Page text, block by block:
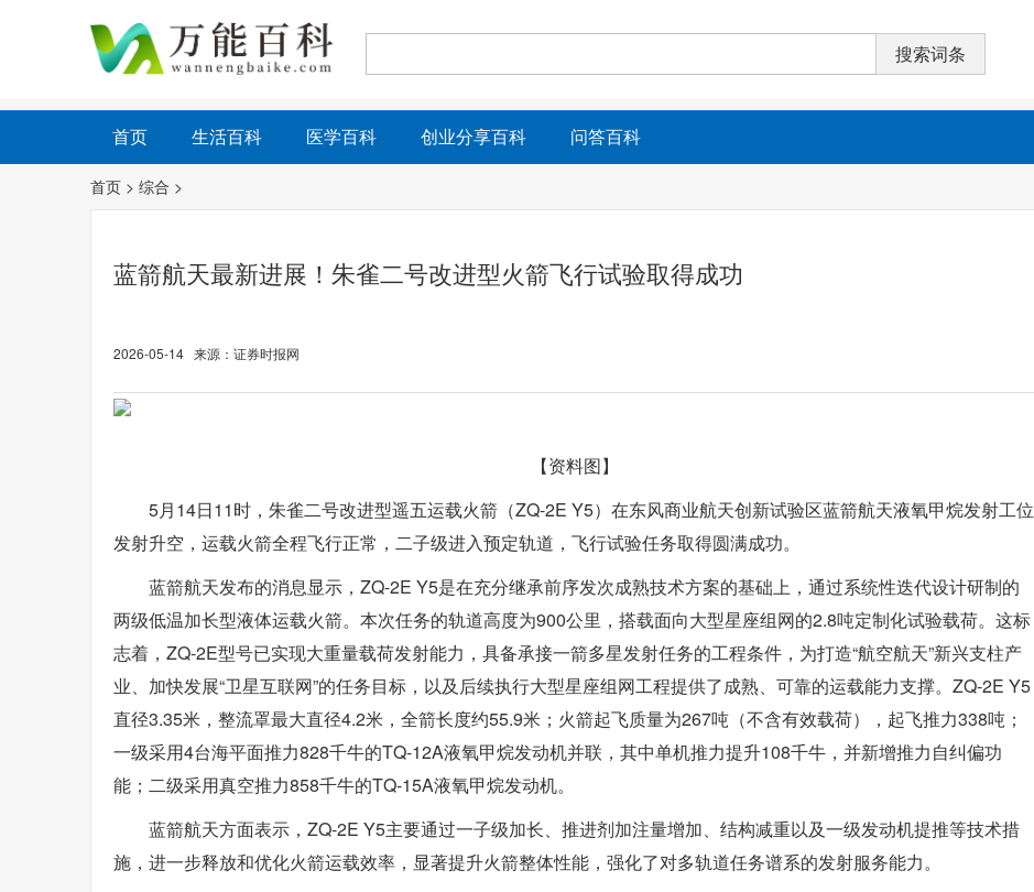
首页 生活百科 医学百科 创业分享百科 问答百科
首页 > 综合 >
蓝箭航天最新进展！朱雀二号改进型火箭飞行试验取得成功
2026-05-14 来源：证券时报网
【资料图】
5月14日11时，朱雀二号改进型遥五运载火箭（ZQ-2E Y5）在东风商业航天创新试验区蓝箭航天液氧甲烷发射工位
发射升空，运载火箭全程飞行正常，二子级进入预定轨道，飞行试验任务取得圆满成功。
蓝箭航天发布的消息显示，ZQ-2E Y5是在充分继承前序发次成熟技术方案的基础上，通过系统性迭代设计研制的
两级低温加长型液体运载火箭。本次任务的轨道高度为900公里，搭载面向大型星座组网的2.8吨定制化试验载荷。这标
志着，ZQ-2E型号已实现大重量载荷发射能力，具备承接一箭多星发射任务的工程条件，为打造“航空航天”新兴支柱产
业、加快发展“卫星互联网”的任务目标，以及后续执行大型星座组网工程提供了成熟、可靠的运载能力支撑。ZQ-2E Y5
直径3.35米，整流罩最大直径4.2米，全箭长度约55.9米；火箭起飞质量为267吨（不含有效载荷），起飞推力338吨；
一级采用4台海平面推力828千牛的TQ-12A液氧甲烷发动机并联，其中单机推力提升108千牛，并新增推力自纠偏功
能；二级采用真空推力858千牛的TQ-15A液氧甲烷发动机。
蓝箭航天方面表示，ZQ-2E Y5主要通过一子级加长、推进剂加注量增加、结构减重以及一级发动机提推等技术措
施，进一步释放和优化火箭运载效率，显著提升火箭整体性能，强化了对多轨道任务谱系的发射服务能力。